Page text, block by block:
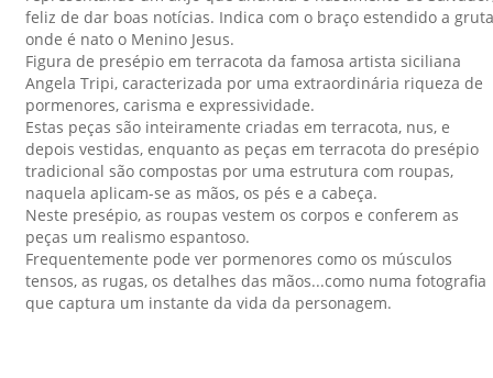
feliz de dar boas notícias. Indica com o braço estendido a gruta
onde é nato o Menino Jesus.
Figura de presépio em terracota da famosa artista siciliana
Angela Tripi, caracterizada por uma extraordinária riqueza de
pormenores, carisma e expressividade.
Estas peças são inteiramente criadas em terracota, nus, e
depois vestidas, enquanto as peças em terracota do presépio
tradicional são compostas por uma estrutura com roupas,
naquela aplicam-se as mãos, os pés e a cabeça.
Neste presépio, as roupas vestem os corpos e conferem as
peças um realismo espantoso.
Frequentemente pode ver pormenores como os músculos
tensos, as rugas, os detalhes das mãos...como numa fotografia
que captura um instante da vida da personagem.